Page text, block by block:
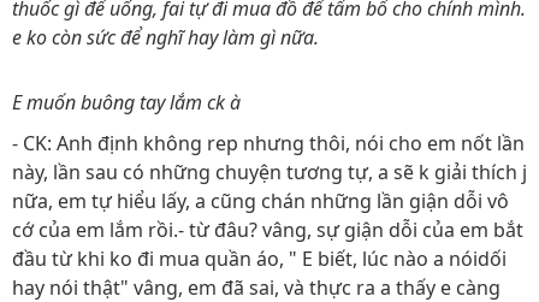
thuốc gì để uống, fai tự đi mua đồ để tẩm bổ cho chính mình.
e ko còn sức để nghĩ hay làm gì nữa.
E muốn buông tay lắm ck à
- CK: Anh định không rep nhưng thôi, nói cho em nốt lần
này, lần sau có những chuyện tương tự, a sẽ k giải thích j
nữa, em tự hiểu lấy, a cũng chán những lần giận dỗi vô
cớ của em lắm rồi.- từ đâu? vâng, sự giận dỗi của em bắt
đầu từ khi ko đi mua quần áo, " E biết, lúc nào a nóidối
hay nói thật" vâng, em đã sai, và thực ra a thấy e càng